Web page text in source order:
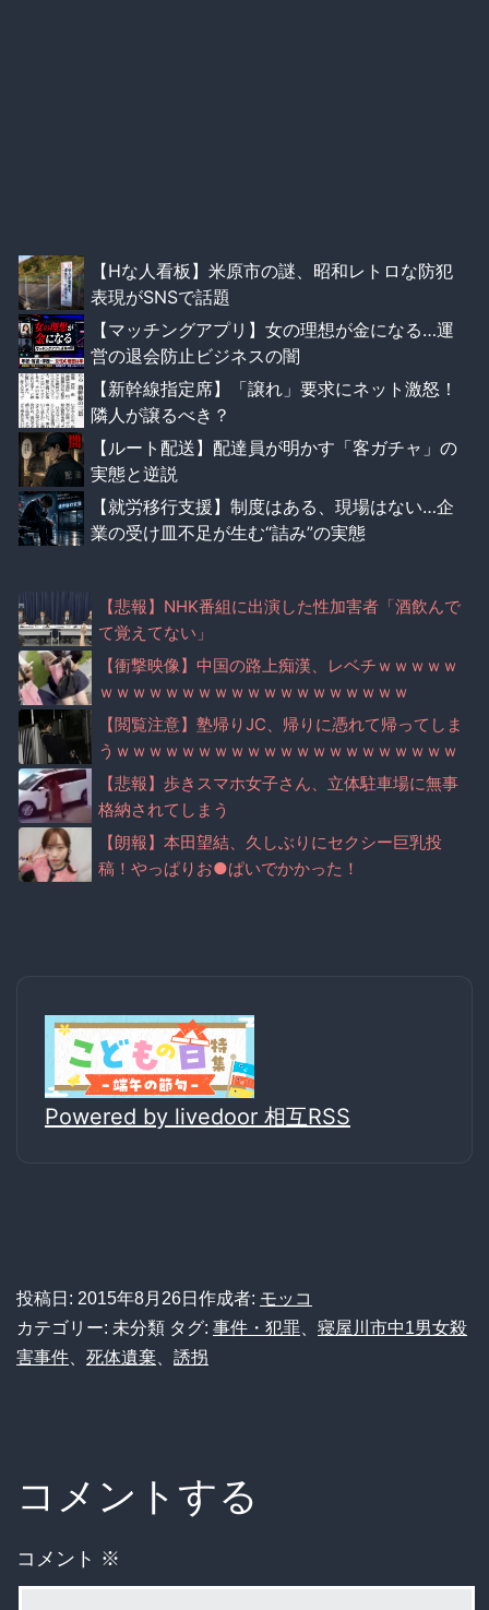
【Hな人看板】米原市の謎、昭和レトロな防犯
表現がSNSで話題
【マッチングアプリ】女の理想が金になる…運
営の退会防止ビジネスの闇
【新幹線指定席】「譲れ」要求にネット激怒！
隣人が譲るべき？
【ルート配送】配達員が明かす「客ガチャ」の
実態と逆説
【就労移行支援】制度はある、現場はない…企
業の受け皿不足が生む“詰み”の実態
【悲報】NHK番組に出演した性加害者「酒飲んで
て覚えてない」
【衝撃映像】中国の路上痴漢、レベチｗｗｗｗｗ
ｗｗｗｗｗｗｗｗｗｗｗｗｗｗｗｗｗｗｗ
【閲覧注意】塾帰りJC、帰りに憑れて帰ってしま
うｗｗｗｗｗｗｗｗｗｗｗｗｗｗｗｗｗｗｗｗｗ
ｗ【悲報】歩きスマホ女子さん、立体駐車場に無事
格納されてしまう
【朗報】本田望結、久しぶりにセクシー巨乳投
稿！やっぱりお●ぱいでかかった！
Powered by livedoor 相互RSS
投稿日: 2015年8月26日 作成者: モッコ
カテゴリー: 未分類 タグ: 事件・犯罪
寝屋川市中1男女殺
害事件
死体遺棄 誘拐
コメントする
コメント ※